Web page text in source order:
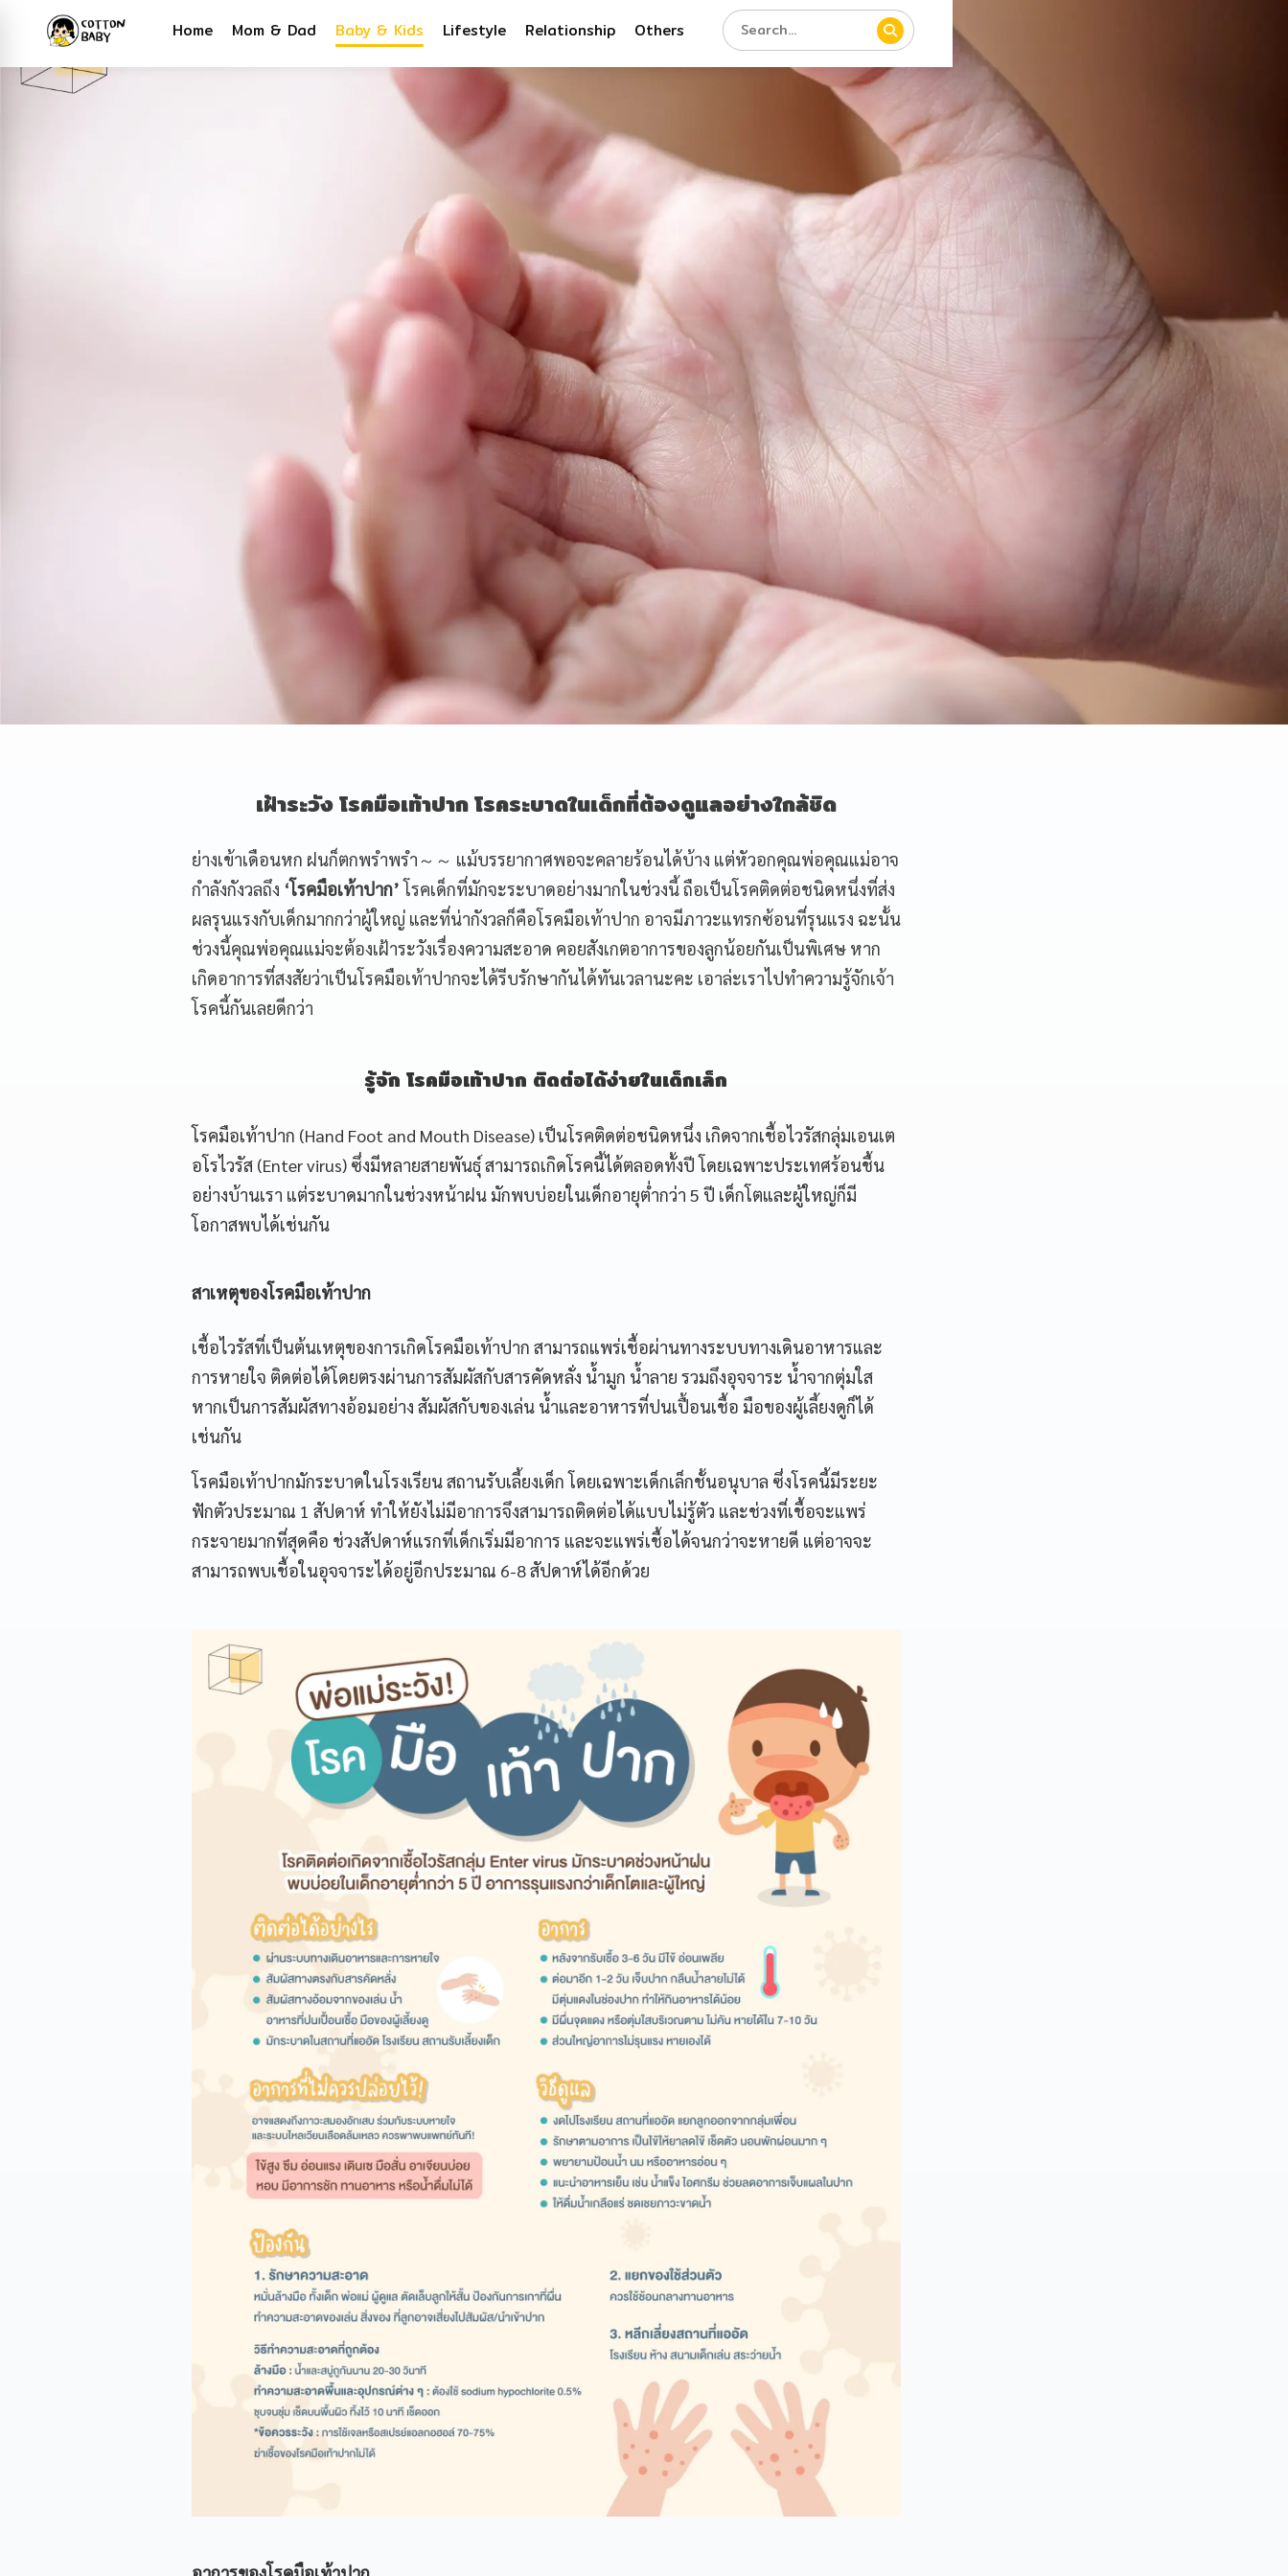
Home Mom & Dad Baby & Kids Lifestyle Relationship Others
เฝ้าระวัง โรคมือเท้าปาก โรคระบาดในเด็กที่ต้องดูแลอย่างใกล้ชิด
ย่างเข้าเดือนหก ฝนก็ตกพรำพรำ～～ แม้บรรยากาศพอจะคลายร้อนได้บ้าง แต่หัวอกคุณพ่อคุณแม่อาจ
กำลังกังวลถึง ‘โรคมือเท้าปาก’ โรคเด็กที่มักจะระบาดอย่างมากในช่วงนี้ ถือเป็นโรคติดต่อชนิดหนึ่งที่ส่ง
ผลรุนแรงกับเด็กมากกว่าผู้ใหญ่ และที่น่ากังวลก็คือโรคมือเท้าปาก อาจมีภาวะแทรกซ้อนที่รุนแรง ฉะนั้น
ช่วงนี้คุณพ่อคุณแม่จะต้องเฝ้าระวังเรื่องความสะอาด คอยสังเกตอาการของลูกน้อยกันเป็นพิเศษ หาก
เกิดอาการที่สงสัยว่าเป็นโรคมือเท้าปากจะได้รีบรักษากันได้ทันเวลานะคะ เอาล่ะเราไปทำความรู้จักเจ้า
โรคนี้กันเลยดีกว่า
รู้จัก โรคมือเท้าปาก ติดต่อได้ง่ายในเด็กเล็ก
โรคมือเท้าปาก (Hand Foot and Mouth Disease) เป็นโรคติดต่อชนิดหนึ่ง เกิดจากเชื้อไวรัสกลุ่มเอนเต
อโรไวรัส (Enter virus) ซึ่งมีหลายสายพันธุ์ สามารถเกิดโรคนี้ได้ตลอดทั้งปี โดยเฉพาะประเทศร้อนชื้น
อย่างบ้านเรา แต่ระบาดมากในช่วงหน้าฝน มักพบบ่อยในเด็กอายุต่ำกว่า 5 ปี เด็กโตและผู้ใหญ่ก็มี
โอกาสพบได้เช่นกัน
สาเหตุของโรคมือเท้าปาก
เชื้อไวรัสที่เป็นต้นเหตุของการเกิดโรคมือเท้าปาก สามารถแพร่เชื้อผ่านทางระบบทางเดินอาหารและ
การหายใจ ติดต่อได้โดยตรงผ่านการสัมผัสกับสารคัดหลั่ง น้ำมูก น้ำลาย รวมถึงอุจจาระ น้ำจากตุ่มใส
หากเป็นการสัมผัสทางอ้อมอย่าง สัมผัสกับของเล่น น้ำและอาหารที่ปนเปื้อนเชื้อ มือของผู้เลี้ยงดูก็ได้
เช่นกัน
โรคมือเท้าปากมักระบาดในโรงเรียน สถานรับเลี้ยงเด็ก โดยเฉพาะเด็กเล็กชั้นอนุบาล ซึ่งโรคนี้มีระยะ
ฟักตัวประมาณ 1 สัปดาห์ ทำให้ยังไม่มีอาการจึงสามารถติดต่อได้แบบไม่รู้ตัว และช่วงที่เชื้อจะแพร่
กระจายมากที่สุดคือ ช่วงสัปดาห์แรกที่เด็กเริ่มมีอาการ และจะแพร่เชื้อได้จนกว่าจะหายดี แต่อาจจะ
สามารถพบเชื้อในอุจจาระได้อยู่อีกประมาณ 6-8 สัปดาห์ได้อีกด้วย